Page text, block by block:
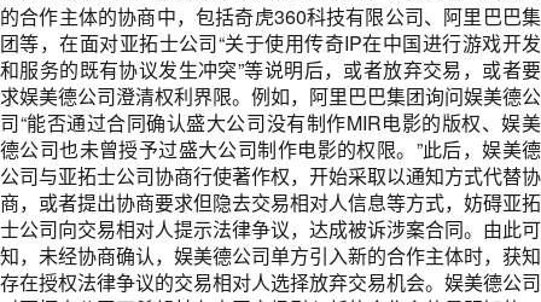
的合作主体的协商中，包括奇虎360科技有限公司、阿里巴巴集
团等，在面对亚拓士公司“关于使用传奇IP在中国进行游戏开发
和服务的既有协议发生冲突”等说明后，或者放弃交易，或者要
求娱美德公司澄清权利界限。例如，阿里巴巴集团询问娱美德公
司“能否通过合同确认盛大公司没有制作MIR电影的版权、娱美
德公司也未曾授予过盛大公司制作电影的权限。”此后，娱美德
公司与亚拓士公司协商行使著作权，开始采取以通知方式代替协
商，或者提出协商要求但隐去交易相对人信息等方式，妨碍亚拓
士公司向交易相对人提示法律争议，达成被诉涉案合同。由此可
知，未经协商确认，娱美德公司单方引入新的合作主体时，获知
存在授权法律争议的交易相对人选择放弃交易机会。娱美德公司